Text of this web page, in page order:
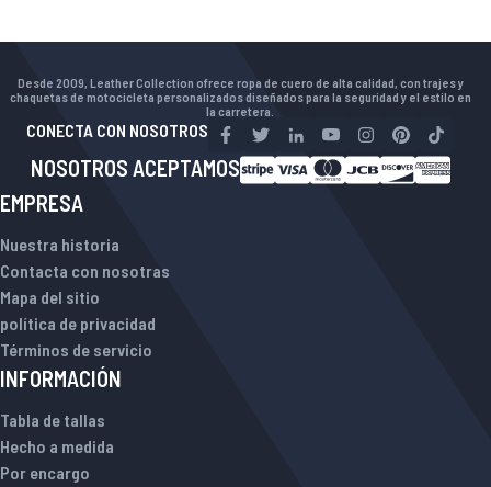
Desde 2009, Leather Collection ofrece ropa de cuero de alta calidad, con trajes y
chaquetas de motocicleta personalizados diseñados para la seguridad y el estilo en
la carretera.
CONECTA CON NOSOTROS
NOSOTROS ACEPTAMOS
EMPRESA
Nuestra historia
Contacta con nosotras
Mapa del sitio
política de privacidad
Términos de servicio
INFORMACIÓN
Tabla de tallas
Hecho a medida
Por encargo